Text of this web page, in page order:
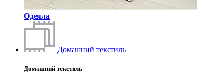
Одеяла
Домашний текстиль
Домашний текстиль